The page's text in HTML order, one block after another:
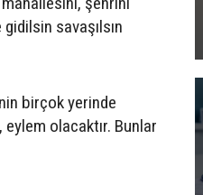
savaşılsın
birçok yerinde
olacaktır. Bunlar